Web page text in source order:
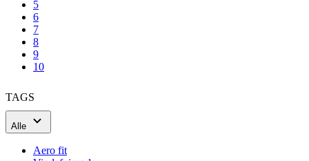
10
TAGS
Alle
Aero fit
Vindafvisende
Vandafvisende
Vinter